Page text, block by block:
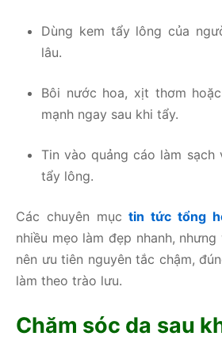
Dùng kem tẩy lông của
lâu.
Bôi nước hoa, xịt thơm
mạnh ngay sau khi tẩy.
Tin vào quảng cáo làm sạch
tẩy lông.
Các chuyên mụctin tức tổng
nhiều mẹo làm đẹp nhanh,
nên ưu tiên nguyên tắc chậm,
làm theo trào lưu.
Chăm sóc da sau